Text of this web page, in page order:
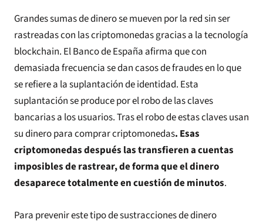
Grandes sumas de dinero se mueven por la red sin ser
rastreadas con las criptomonedas gracias a la tecnología
blockchain. El Banco de España afirma que con
demasiada frecuencia se dan casos de fraudes en lo que
se refiere a la suplantación de identidad. Esta
suplantación se produce por el robo de las claves
bancarias a los usuarios. Tras el robo de estas claves usan
su dinero para comprar criptomonedas. Esas
criptomonedas después las transfieren a cuentas
imposibles de rastrear, de forma que el dinero
desaparece totalmente en cuestión de minutos.
Para prevenir este tipo de sustracciones de dinero